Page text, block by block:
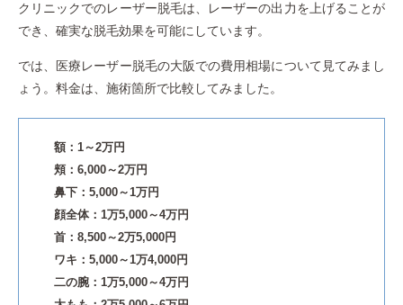
クリニックでのレーザー脱毛は、レーザーの出力を上げることが
でき、確実な脱毛効果を可能にしています。
では、医療レーザー脱毛の大阪での費用相場について見てみまし
ょう。料金は、施術箇所で比較してみました。
額：1～2万円
頬：6,000～2万円
鼻下：5,000～1万円
顔全体：1万5,000～4万円
首：8,500～2万5,000円
ワキ：5,000～1万4,000円
二の腕：1万5,000～4万円